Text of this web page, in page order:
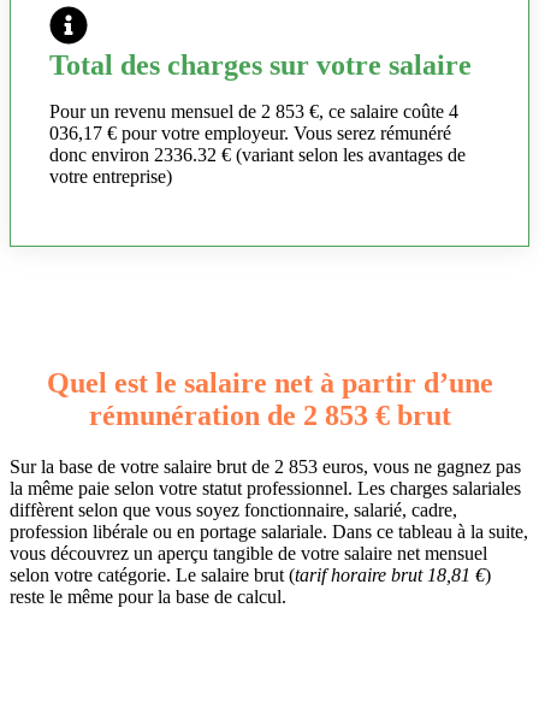
Total des charges sur votre salaire
Pour un revenu mensuel de 2 853 €, ce salaire coûte 4
036,17 € pour votre employeur. Vous serez rémunéré
donc environ 2336.32 € (variant selon les avantages de
votre entreprise)
Quel est le salaire net à partir d’une
rémunération de 2 853 € brut
Sur la base de votre salaire brut de 2 853 euros, vous ne gagnez pas
la même paie selon votre statut professionnel. Les charges salariales
diffèrent selon que vous soyez fonctionnaire, salarié, cadre,
profession libérale ou en portage salariale. Dans ce tableau à la suite,
vous découvrez un aperçu tangible de votre salaire net mensuel
selon votre catégorie. Le salaire brut (tarif horaire brut 18,81 €)
reste le même pour la base de calcul.